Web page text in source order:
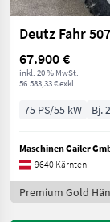
Deutz Fahr
67.900 €
inkl. 20 % MwSt.
56.583,33 € exkl.
75 PS/55 kW Bj.
Maschinen Gailer
9640 Kärnten
Premium Gold